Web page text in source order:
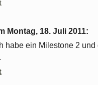
Montag, 18. Juli 2011:
habe ein Milestone 2 und